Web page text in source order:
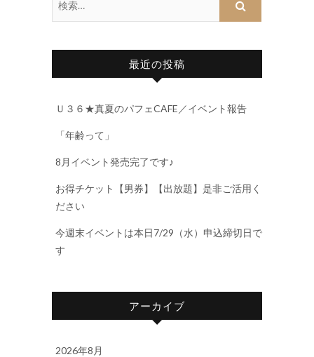
最近の投稿
Ｕ３６★真夏のパフェCAFE／イベント報告
「年齢って」
8月イベント発売完了です♪
お得チケット【男券】【出放題】是非ご活用く
ださい
今週末イベントは本日7/29（水）申込締切日で
す
アーカイブ
2026年8月